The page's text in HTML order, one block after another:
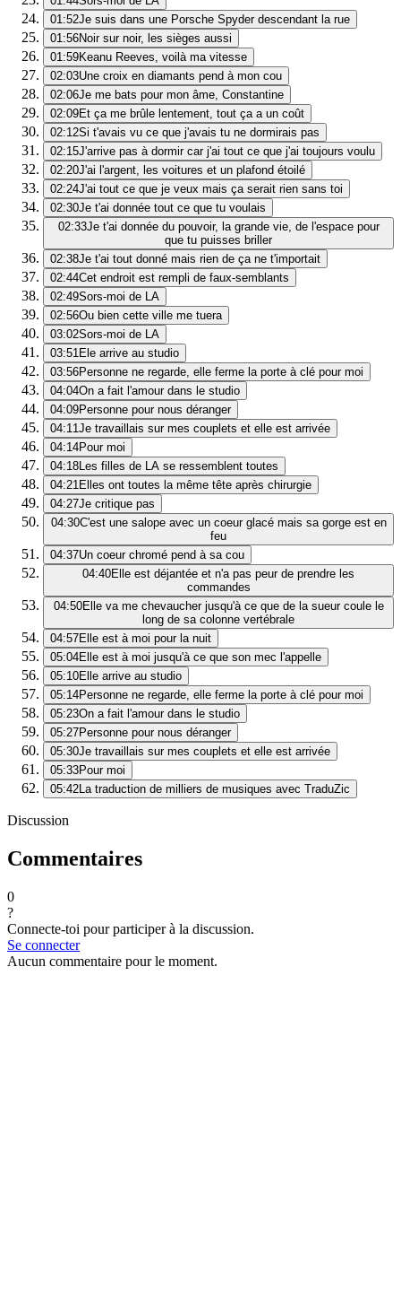
01:52Je suis dans une Porsche Spyder descendant la rue
01:56Noir sur noir, les sièges aussi
01:59Keanu Reeves, voilà ma vitesse
02:03Une croix en diamants pend à mon cou
02:06Je me bats pour mon âme, Constantine
02:09Et ça me brûle lentement, tout ça a un coût
02:12Si t'avais vu ce que j'avais tu ne dormirais pas
02:15J'arrive pas à dormir car j'ai tout ce que j'ai toujours voulu
02:20J'ai l'argent, les voitures et un plafond étoilé
02:24J'ai tout ce que je veux mais ça serait rien sans toi
02:30Je t'ai donnée tout ce que tu voulais
02:33Je t'ai donnée du pouvoir, la grande vie, de l'espace pour
que tu puisses briller
02:38Je t'ai tout donné mais rien de ça ne t'importait
02:44Cet endroit est rempli de faux-semblants
02:49Sors-moi de LA
02:56Ou bien cette ville me tuera
03:02Sors-moi de LA
03:51Ele arrive au studio
03:56Personne ne regarde, elle ferme la porte à clé pour moi
04:04On a fait l'amour dans le studio
04:09Personne pour nous déranger
04:11Je travaillais sur mes couplets et elle est arrivée
04:14Pour moi
04:18Les filles de LA se ressemblent toutes
04:21Elles ont toutes la même tête après chirurgie
04:27Je critique pas
04:30C'est une salope avec un coeur glacé mais sa gorge est en
feu
04:37Un coeur chromé pend à sa cou
04:40Elle est déjantée et n'a pas peur de prendre les
commandes
04:50Elle va me chevaucher jusqu'à ce que de la sueur coule le
long de sa colonne vertébrale
04:57Elle est à moi pour la nuit
05:04Elle est à moi jusqu'à ce que son mec l'appelle
05:10Elle arrive au studio
05:14Personne ne regarde, elle ferme la porte à clé pour moi
05:23On a fait l'amour dans le studio
05:27Personne pour nous déranger
05:30Je travaillais sur mes couplets et elle est arrivée
05:33Pour moi
05:42La traduction de milliers de musiques avec TraduZic
Discussion
Commentaires
0
?
Connecte-toi pour participer à la discussion.
Se connecter
Aucun commentaire pour le moment.